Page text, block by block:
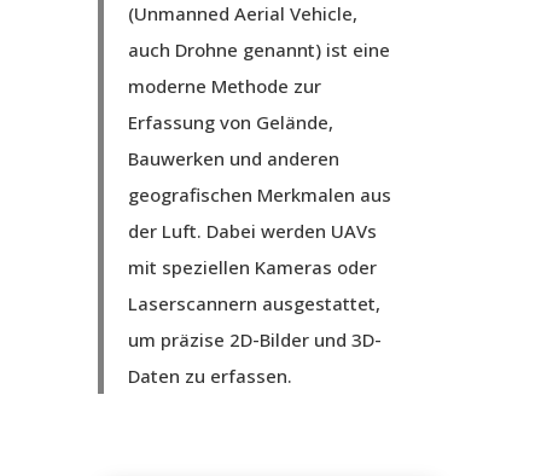
(Unmanned Aerial Vehicle,
auch Drohne genannt) ist eine
moderne Methode zur
Erfassung von Gelände,
Bauwerken und anderen
geografischen Merkmalen aus
der Luft. Dabei werden UAVs
mit speziellen Kameras oder
Laserscannern ausgestattet,
um präzise 2D-Bilder und 3D-
Daten zu erfassen.